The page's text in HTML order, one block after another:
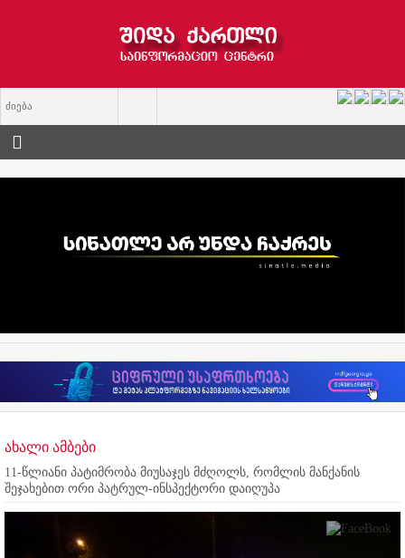
ახალი ამბები
11-წლიანი პატიმრობა მიუსაჯეს მძღოლს, რომლის მანქანის
შეჯახებით ორი პატრულ-ინსპექტორი დაიღუპა